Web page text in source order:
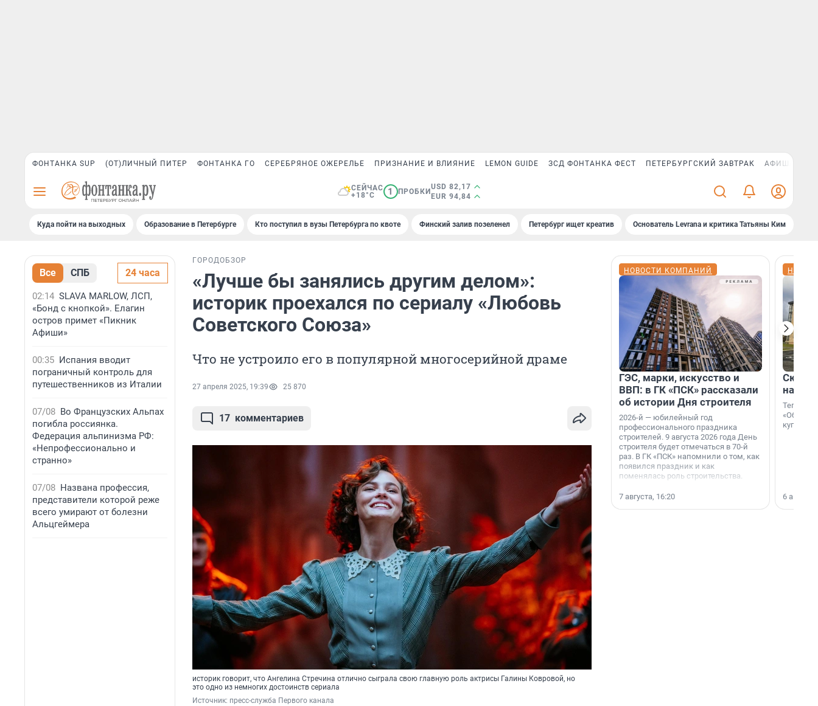
ФОНТАНКА SUP (ОТ)ЛИЧНЫЙ ПИТЕР ФОНТАНКА ГО СЕРЕБРЯНОЕ ОЖЕРЕЛЬЕ ПРИЗНАНИЕ И ВЛИЯНИЕ LEMON GUIDE ЗСД ФОНТАНКА ФЕСТ ПЕТЕРБУРГСКИЙ ЗАВТРАК АФИША PLUS
СЕЙЧАС
+18°C
1 ПРОБКИ
USD 82,17
EUR 94,84
Куда пойти на выходных Образование в Петербурге Кто поступил в вузы Петербурга по квоте Финский залив позеленел Петербург ищет креатив Основатель Levrana и критика Татьяны Ким
Все СПБ 24 часа
02:14 SLAVA MARLOW, ЛСП,
«Бонд с кнопкой». Елагин
остров примет «Пикник
Афиши»
00:35 Испания вводит
пограничный контроль для
путешественников из Италии
07/08 Во Французских Альпах
погибла россиянка.
Федерация альпинизма РФ:
«Непрофессионально и
странно»
07/08 Названа профессия,
представители которой реже
всего умирают от болезни
Альцгеймера
ГОРОДОБЗОР
«Лучше бы занялись другим делом»:
историк проехался по сериалу «Любовь
Советского Союза»
Что не устроило его в популярной многосерийной драме
27 апреля 2025, 19:39 25 870
17 комментариев
историк говорит, что Ангелина Стречина отлично сыграла свою главную роль актрисы Галины Ковровой, но
это одно из немногих достоинств сериала
Источник: пресс-служба Первого канала
НОВОСТИ КОМПАНИЙ
ГЭС, марки, искусство и
ВВП: в ГК «ПСК» рассказали
об истории Дня строителя
2026-й — юбилейный год
профессионального праздника
строителей. 9 августа 2026 года День
строителя будет отмечаться в 70-й
раз. В ГК «ПСК» напомнили о том, как
появился праздник и как
поменялась роль строительства.
7 августа, 16:20
на
Теперь
купить
6